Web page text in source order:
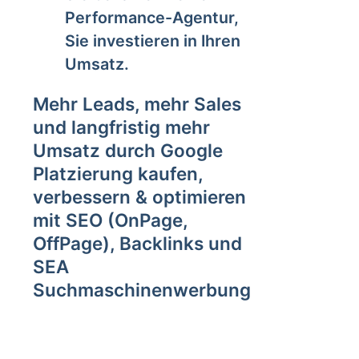
Performance-Agentur,
Sie investieren in Ihren
Umsatz.
Mehr Leads, mehr Sales
und langfristig mehr
Umsatz durch Google
Platzierung kaufen,
verbessern & optimieren
mit SEO (OnPage,
OffPage), Backlinks und
SEA
Suchmaschinenwerbung